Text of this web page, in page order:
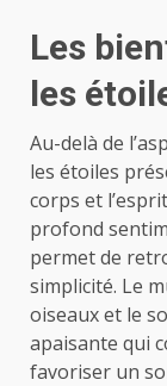
Les
les
Au-delà de
les étoiles
corps et
profond
permet de
simplicité. Le
oiseaux et le
apaisante qui
favoriser un